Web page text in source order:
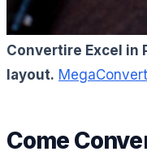
Convertire Excel in
layout.
Come